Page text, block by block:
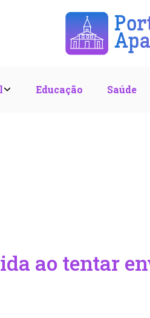
Educação Saúde
ao tentar